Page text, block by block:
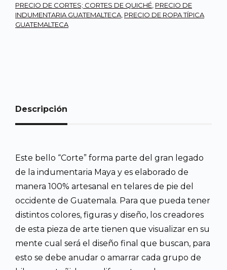
PRECIO DE CORTES; CORTES DE QUICHÉ PRECIO DE
INDUMENTARIA GUATEMALTECA PRECIO DE ROPA TÍPICA
GUATEMALTECA
Descripción
Este bello “Corte” forma parte del gran legado
de la indumentaria Maya y es elaborado de
manera 100% artesanal en telares de pie del
occidente de Guatemala. Para que pueda tener
distintos colores, figuras y diseño, los creadores
de esta pieza de arte tienen que visualizar en su
mente cual será el diseño final que buscan, para
esto se debe anudar o amarrar cada grupo de